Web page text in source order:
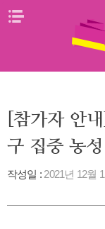
Skip
[참가자 안
구 집중 농성
작성일 : 2021년 12월